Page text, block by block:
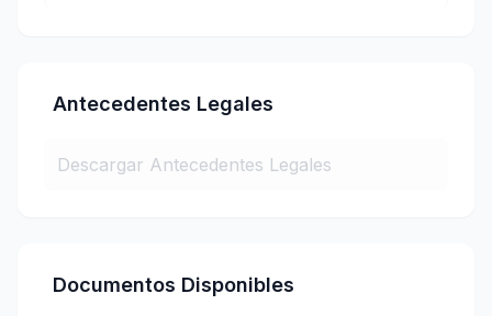
Antecedentes Legales
Descargar Antecedentes Legales
Documentos Disponibles